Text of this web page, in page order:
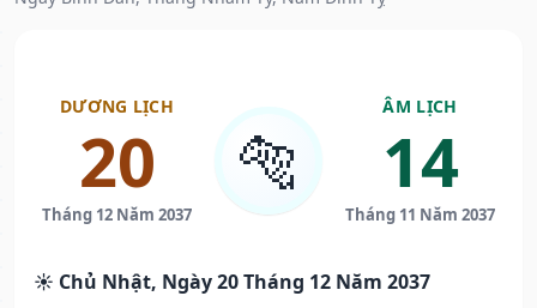
DƯƠNG LỊCH
20
Tháng 12 Năm 2037
🐅
ÂM LỊCH
14
Tháng 11 Năm 2037
☀️ Chủ Nhật, Ngày 20 Tháng 12 Năm 2037